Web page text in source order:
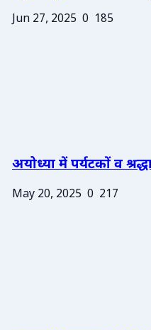
Jun 27, 2025 0 185
अयोध्या में पर्यटकों व
May 20, 2025 0 217